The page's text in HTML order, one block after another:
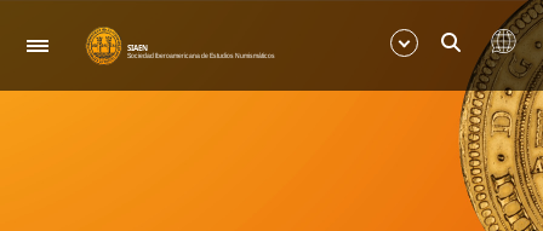
Navegació